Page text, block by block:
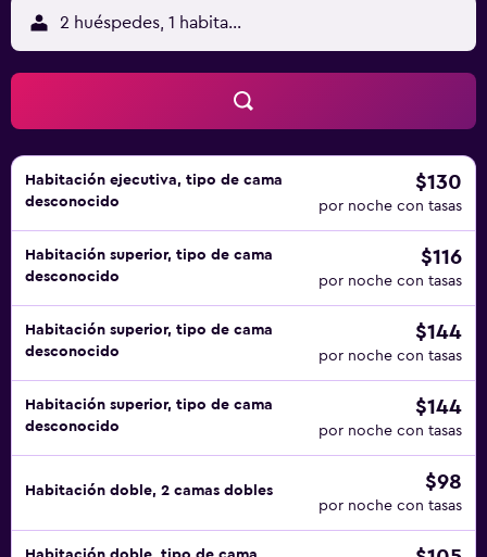
opacas. Se ofrece servicio de limpieza todos los días y es
posible solicitar tabla de planchar con plancha. Los
servicios de ocio y esparcimiento en este hotel incluyen
una piscina al aire libre, sauna y gimnasio. Se pueden
practicar las actividades de ocio y esparcimiento que se
indican más abajo en las instalaciones o cerca del
alojamiento (es posible que se aplique un recargo).
2 huéspedes, 1 habitación
Habitación ejecutiva, tipo de cama
desconocido
$130
por noche con tasas
Habitación superior, tipo de cama
desconocido
$116
por noche con tasas
Habitación superior, tipo de cama
desconocido
$144
por noche con tasas
Habitación superior, tipo de cama
desconocido
$144
por noche con tasas
Habitación doble, 2 camas dobles $98
por noche con tasas